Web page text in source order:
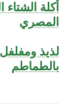
أكلة
المصري
لذيذ
بالطماطم